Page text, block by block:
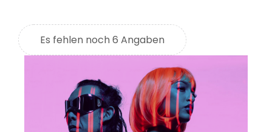
Es fehlen noch 6 Angaben